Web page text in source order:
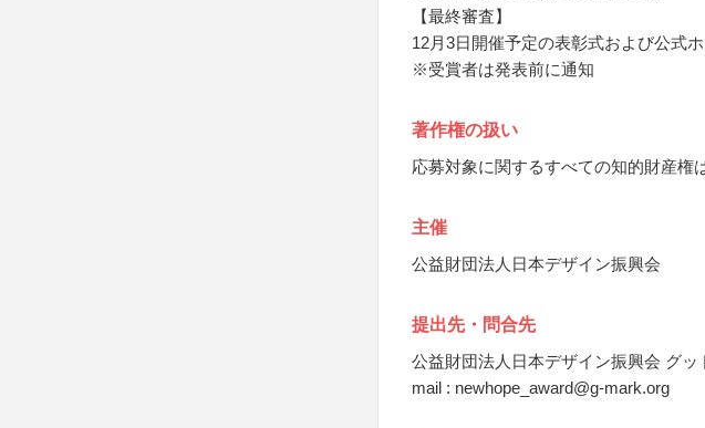
【最終審査】
12月3日開催予定の表彰式および公式
※受賞者は発表前に通知
著作権の扱い
応募対象に関するすべての知的財産権
主催
公益財団法人日本デザイン振興会
提出先・問合先
公益財団法人日本デザイン振興会 グ
mail : newhope_award@g-mark.org